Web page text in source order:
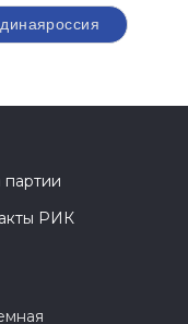
РИК